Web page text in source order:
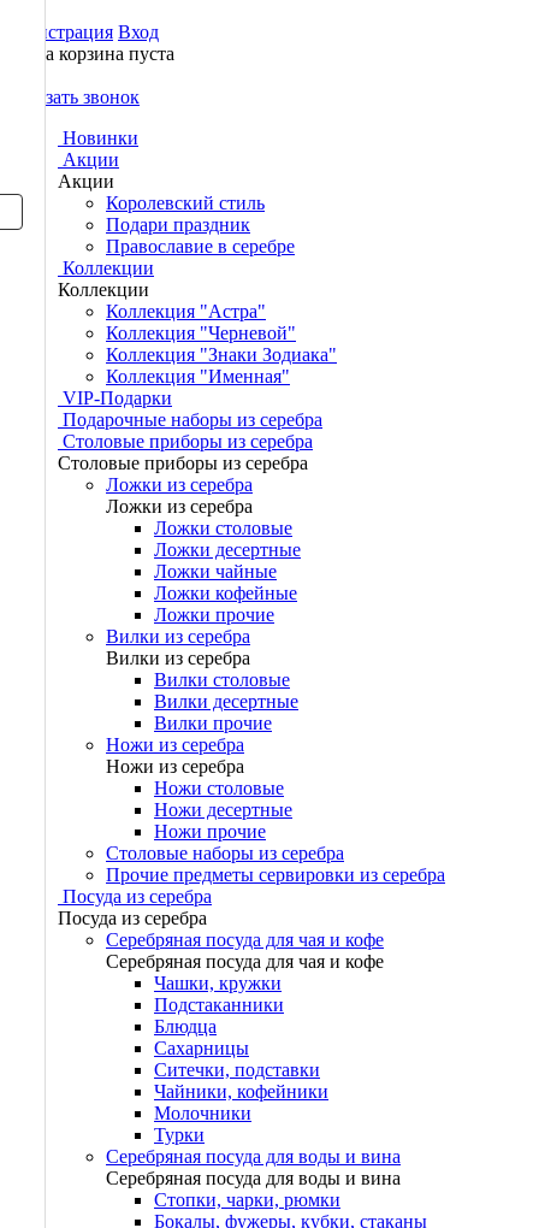
Регистрация Вход
Ваша корзина пуста
Заказать звонок
Новинки
Акции
Акции
Королевский стиль
Подари праздник
Православие в серебре
Коллекции
Коллекции
Коллекция "Астра"
Коллекция "Черневой"
Коллекция "Знаки Зодиака"
Коллекция "Именная"
VIP-Подарки
Подарочные наборы из серебра
Столовые приборы из серебра
Столовые приборы из серебра
Ложки из серебра
Ложки из серебра
Ложки столовые
Ложки десертные
Ложки чайные
Ложки кофейные
Ложки прочие
Вилки из серебра
Вилки из серебра
Вилки столовые
Вилки десертные
Вилки прочие
Ножи из серебра
Ножи из серебра
Ножи столовые
Ножи десертные
Ножи прочие
Столовые наборы из серебра
Прочие предметы сервировки из серебра
Посуда из серебра
Посуда из серебра
Серебряная посуда для чая и кофе
Серебряная посуда для чая и кофе
Чашки, кружки
Подстаканники
Блюдца
Сахарницы
Ситечки, подставки
Чайники, кофейники
Молочники
Турки
Серебряная посуда для воды и вина
Серебряная посуда для воды и вина
Стопки, чарки, рюмки
Бокалы, фужеры, кубки, стаканы